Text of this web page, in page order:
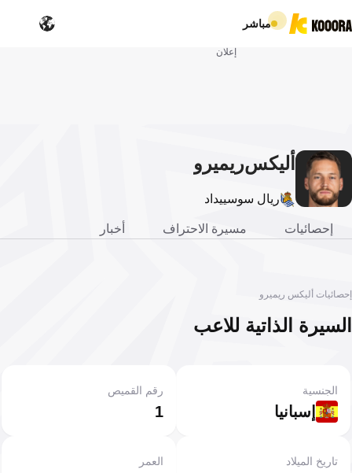
مباشر
إعلان
أليكسريميرو
ريال سوسييداد
إحصائيات مسيرة الاحتراف أخبار
إحصائيات أليكس ريميرو
السيرة الذاتية للاعب
إسبانيا
الجنسية
1
رقم القميص
تاريخ الميلاد العمر